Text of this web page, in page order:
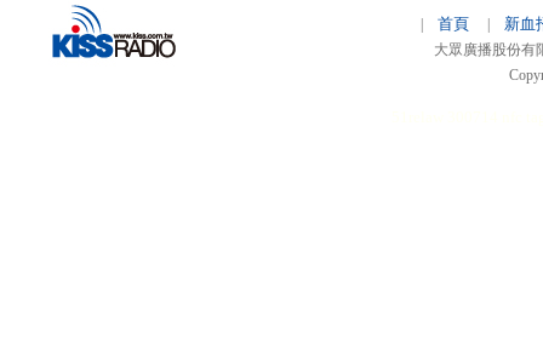
| 首頁| 新血
大眾廣播股份有